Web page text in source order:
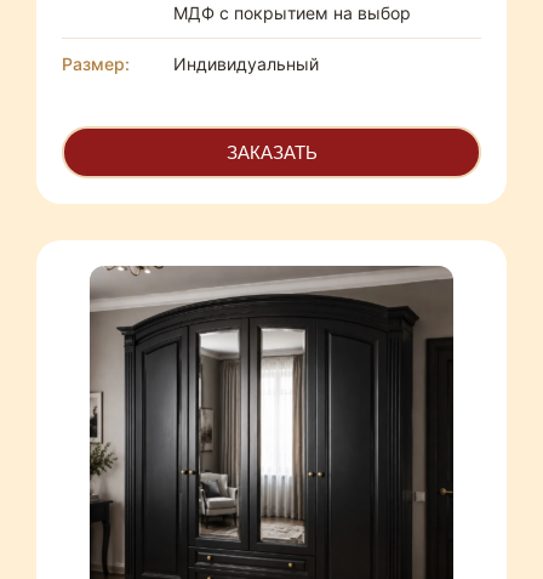
МДФ с покрытием на выбор
Размер: Индивидуальный
ЗАКАЗАТЬ